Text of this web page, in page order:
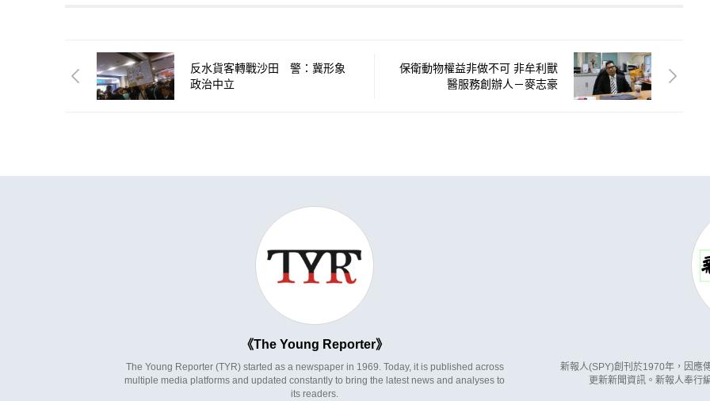
反水貨客轉戰沙田 警：冀形象
政治中立
保衛動物權益非做不可 非牟利獸
醫服務創辦人－麥志豪
The Young Reporter
The Young Reporter (TYR) started as a newspaper in 1969. Today, it is published across
multiple media platforms and updated constantly to bring the latest news and analyses to
its readers.
新報人(SPY)創刊於1970年，因應
更新新聞資訊。新報人奉行